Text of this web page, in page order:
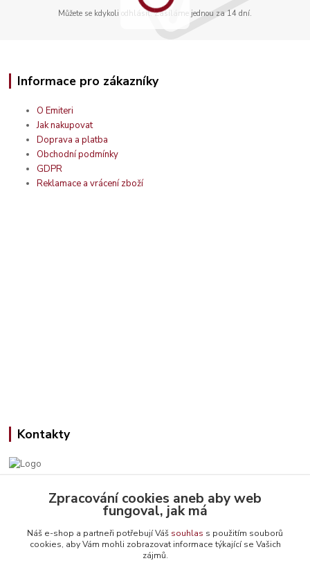
Můžete se kdykoli odhlásit. Zasíláme jednou za 14 dní.
Informace pro zákazníky
O Emiteri
Jak nakupovat
Doprava a platba
Obchodní podmínky
GDPR
Reklamace a vrácení zboží
Kontakty
Jana Slámová
+420 608 507 824
info@emiteriyarns.cz
Zpracování cookies aneb aby web
fungoval, jak má
Náš e-shop a partneři potřebují Váš souhlas s použitím souborů
cookies, aby Vám mohli zobrazovat informace týkající se Vašich
zájmů.